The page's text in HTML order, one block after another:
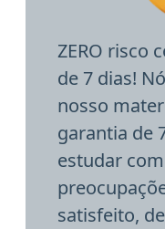
ZERO risco
de 7 dias!
nosso
garantia de
estudar
satisfeito,